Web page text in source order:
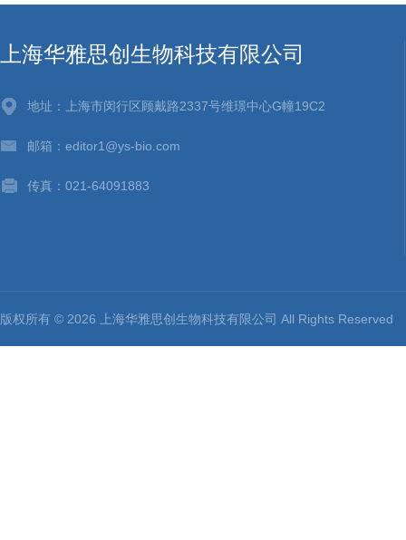
上海华雅思创生物科技有限公司
地址：上海市闵行区顾戴路2337号维璟中心G幢19C2
邮箱：editor1@ys-bio.com
传真：021-64091883
版权所有 © 2026 上海华雅思创生物科技有限公司 All Rights